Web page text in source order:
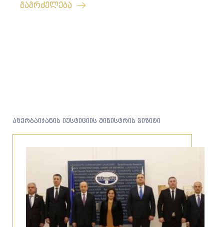
გაგრძელება
აზერბაიჯანის იუსტიციის მინისტრის ვიზიტი